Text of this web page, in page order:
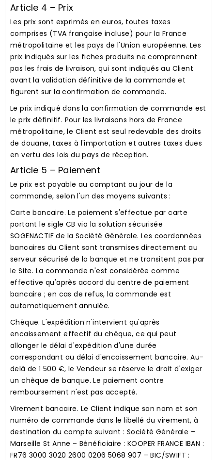
Article 4 – Prix
Les prix sont exprimés en euros, toutes taxes
comprises (TVA française incluse) pour la France
métropolitaine et les pays de l'Union européenne. Les
prix indiqués sur les fiches produits ne comprennent
pas les frais de livraison, qui sont indiqués au Client
avant la validation définitive de la commande et
figurent sur la confirmation de commande.
Le prix indiqué dans la confirmation de commande est
le prix définitif. Pour les livraisons hors de France
métropolitaine, le Client est seul redevable des droits
de douane, taxes à l'importation et autres taxes dues
en vertu des lois du pays de réception.
Article 5 – Paiement
Le prix est payable au comptant au jour de la
commande, selon l'un des moyens suivants :
Carte bancaire. Le paiement s'effectue par carte
portant le sigle CB via la solution sécurisée
SOGENACTIF de la Société Générale. Les coordonnées
bancaires du Client sont transmises directement au
serveur sécurisé de la banque et ne transitent pas par
le Site. La commande n'est considérée comme
effective qu'après accord du centre de paiement
bancaire ; en cas de refus, la commande est
automatiquement annulée.
Chèque. L'expédition n'intervient qu'après
encaissement effectif du chèque, ce qui peut
allonger le délai d'expédition d'une durée
correspondant au délai d'encaissement bancaire. Au-
delà de 1 500 €, le Vendeur se réserve le droit d'exiger
un chèque de banque. Le paiement contre
remboursement n'est pas accepté.
Virement bancaire. Le Client indique son nom et son
numéro de commande dans le libellé du virement, à
destination du compte suivant : Société Générale –
Marseille St Anne – Bénéficiaire : KOOPER FRANCE IBAN :
FR76 3000 3020 2600 0206 5068 907 – BIC/SWIFT :